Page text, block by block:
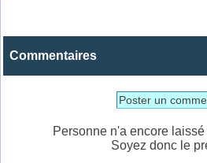
Commentaires
Poster un
Personne n'a encore
Soyez donc le